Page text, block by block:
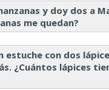
y doy dos a
me quedan?
estuche con dos
¿Cuántos lápices